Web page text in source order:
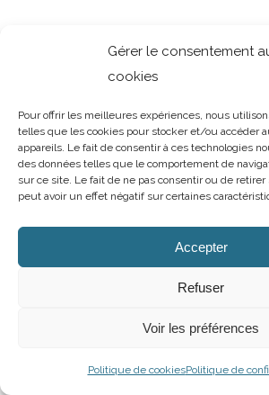
Gérer le consentement
cookies
Pour offrir les meilleures expériences, nous
telles que les cookies pour stocker et/ou accéder
appareils. Le fait de consentir à ces technologies
des données telles que le comportement de
sur ce site. Le fait de ne pas consentir ou de
peut avoir un effet négatif sur certaines
Accepter
Refuser
Voir les préférences
Politique de cookiesPolitique de
AUBRY DECORATION /T.02 96 50 85 21
60 86 (showroom n°2)/ aubry-
13 et 15 rue Charles Cartel /22400 LAMBALLE
samedi de 10h à 12h et de 14h
Facebook